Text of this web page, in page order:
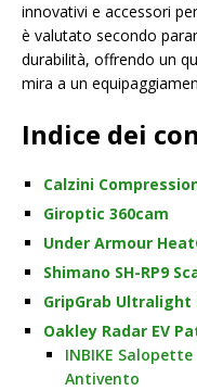
innovativi e accessori
è valutato secondo
durabilità, offrendo un
mira a un
Indice dei
Calzini
Giroptic 360cam
Under Armour
Shimano SH-RP9
GripGrab Ultralight
Oakley Radar EV
INBIKE
Antivento